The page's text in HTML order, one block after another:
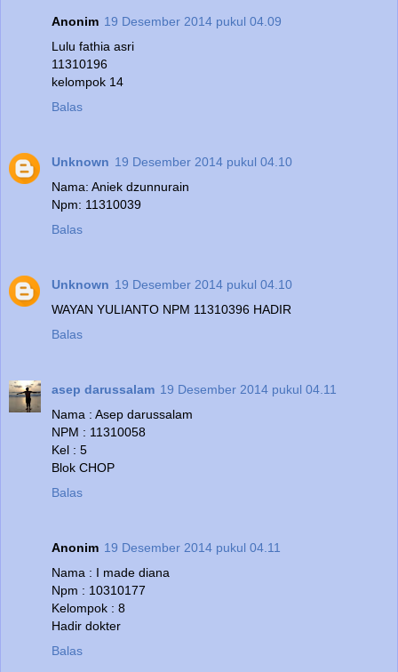
Anonim 19 Desember 2014 pukul 04.09
Lulu fathia asri
11310196
kelompok 14
Balas
Unknown 19 Desember 2014 pukul 04.10
Nama: Aniek dzunnurain
Npm: 11310039
Balas
Unknown 19 Desember 2014 pukul 04.10
WAYAN YULIANTO NPM 11310396 HADIR
Balas
asep darussalam 19 Desember 2014 pukul 04.11
Nama : Asep darussalam
NPM : 11310058
Kel : 5
Blok CHOP
Balas
Anonim 19 Desember 2014 pukul 04.11
Nama : I made diana
Npm : 10310177
Kelompok : 8
Hadir dokter
Balas